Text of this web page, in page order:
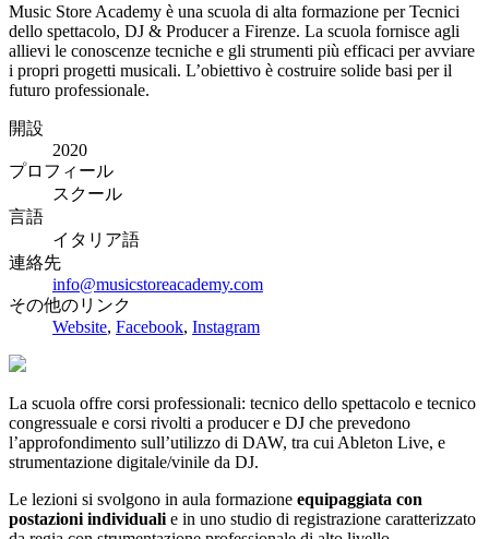
Music Store Academy è una scuola di alta formazione per Tecnici
dello spettacolo, DJ & Producer a Firenze. La scuola fornisce agli
allievi le conoscenze tecniche e gli strumenti più efficaci per avviare
i propri progetti musicali. L’obiettivo è costruire solide basi per il
futuro professionale.
開設
2020
プロフィール
スクール
言語
イタリア語
連絡先
info@musicstoreacademy.com
その他のリンク
Website, Facebook, Instagram
La scuola offre corsi professionali: tecnico dello spettacolo e tecnico
congressuale e corsi rivolti a producer e DJ che prevedono
l’approfondimento sull’utilizzo di DAW, tra cui Ableton Live, e
strumentazione digitale/vinile da DJ.
Le lezioni si svolgono in aula formazione equipaggiata con
postazioni individuali e in uno studio di registrazione caratterizzato